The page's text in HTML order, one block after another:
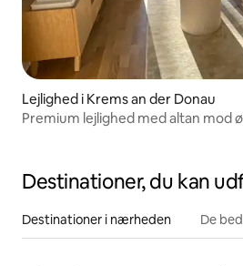
Lejlighed i Krems an der Donau
Premium lejlighed med altan mod
Destinationer, du kan
Destinationer i nærheden De